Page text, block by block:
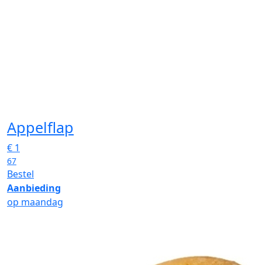
Appelflap
€ 1
67
Bestel
Aanbieding
op maandag